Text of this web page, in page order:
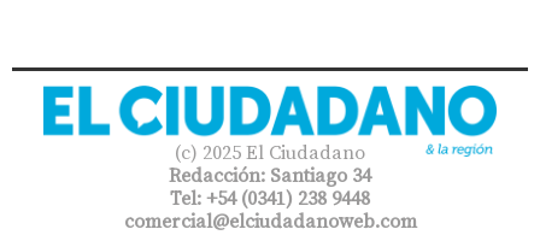
(c) 2025 El Ciudadano
Redacción: Santiago 34
Tel: +54 (0341) 238 9448
comercial@elciudadanoweb.com​